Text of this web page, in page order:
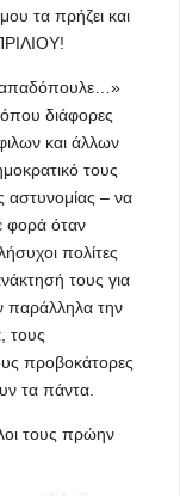
τα πρήζει και
διάφορες
και άλλων
τους
αστυνομίας – να
φορά όταν
πολίτες
τους για
παράλληλα την
τους
προβοκάτορες
τα πάντα.
τους πρώην